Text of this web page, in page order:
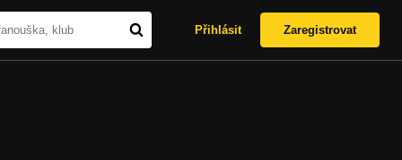
Přihlásit Zaregistrovat